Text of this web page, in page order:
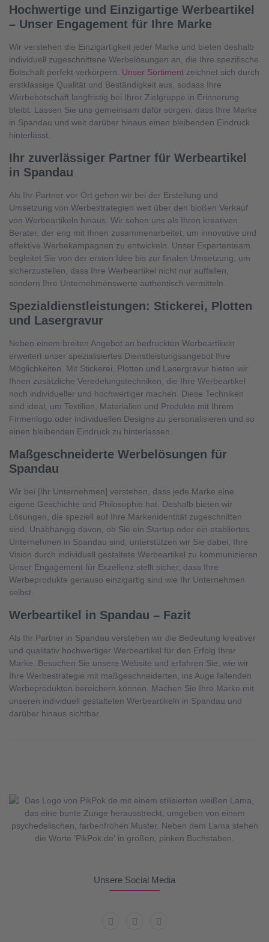
Hochwertige und Einzigartige Werbeartikel
– Unser Engagement für Ihre Marke
Wir verstehen die Einzigartigkeit jeder Marke und bieten deshalb
individuell zugeschnittene Werbelösungen an, die Ihre spezifische
Botschaft perfekt verkörpern. Unser Sortiment zeichnet sich durch
erstklassige Qualität und Beständigkeit aus, sodass Ihre
Werbebotschaft langfristig bei Ihrer Zielgruppe in Erinnerung
bleibt. Lassen Sie uns gemeinsam dafür sorgen, dass Ihre Marke
in Spandau und weit darüber hinaus einen bleibenden Eindruck
hinterlässt.
Ihr zuverlässiger Partner für Werbeartikel
in Spandau
Als Ihr Partner vor Ort gehen wir bei der Erstellung und
Umsetzung von Werbestrategien weit über den bloßen Verkauf
von Werbeartikeln hinaus. Wir sehen uns als Ihren kreativen
Berater, der eng mit Ihnen zusammenarbeitet, um innovative und
effektive Werbekampagnen zu entwickeln. Unser Expertenteam
begleitet Sie von der ersten Idee bis zur finalen Umsetzung, um
sicherzustellen, dass Ihre Werbeartikel nicht nur auffallen,
sondern Ihre Unternehmenswerte authentisch vermitteln.
Spezialdienstleistungen: Stickerei, Plotten
und Lasergravur
Neben einem breiten Angebot an bedruckten Werbeartikeln
erweitert unser spezialisiertes Dienstleistungsangebot Ihre
Möglichkeiten. Mit Stickerei, Plotten und Lasergravur bieten wir
Ihnen zusätzliche Veredelungstechniken, die Ihre Werbeartikel
noch individueller und hochwertiger machen. Diese Techniken
sind ideal, um Textilien, Materialien und Produkte mit Ihrem
Firmenlogo oder individuellen Designs zu personalisieren und so
einen bleibenden Eindruck zu hinterlassen.
Maßgeschneiderte Werbelösungen für
Spandau
Wir bei [Ihr Unternehmen] verstehen, dass jede Marke eine
eigene Geschichte und Philosophie hat. Deshalb bieten wir
Lösungen, die speziell auf Ihre Markenidentität zugeschnitten
sind. Unabhängig davon, ob Sie ein Startup oder ein etabliertes
Unternehmen in Spandau sind, unterstützen wir Sie dabei, Ihre
Vision durch individuell gestaltete Werbeartikel zu kommunizieren.
Unser Engagement für Exzellenz stellt sicher, dass Ihre
Werbeprodukte genauso einzigartig sind wie Ihr Unternehmen
selbst.
Werbeartikel in Spandau – Fazit
Als Ihr Partner in Spandau verstehen wir die Bedeutung kreativer
und qualitativ hochwertiger Werbeartikel für den Erfolg Ihrer
Marke. Besuchen Sie unsere Website und erfahren Sie, wie wir
Ihre Werbestrategie mit maßgeschneiderten, ins Auge fallenden
Werbeprodukten bereichern können. Machen Sie Ihre Marke mit
unseren individuell gestalteten Werbeartikeln in Spandau und
darüber hinaus sichtbar.
Unsere Social Media